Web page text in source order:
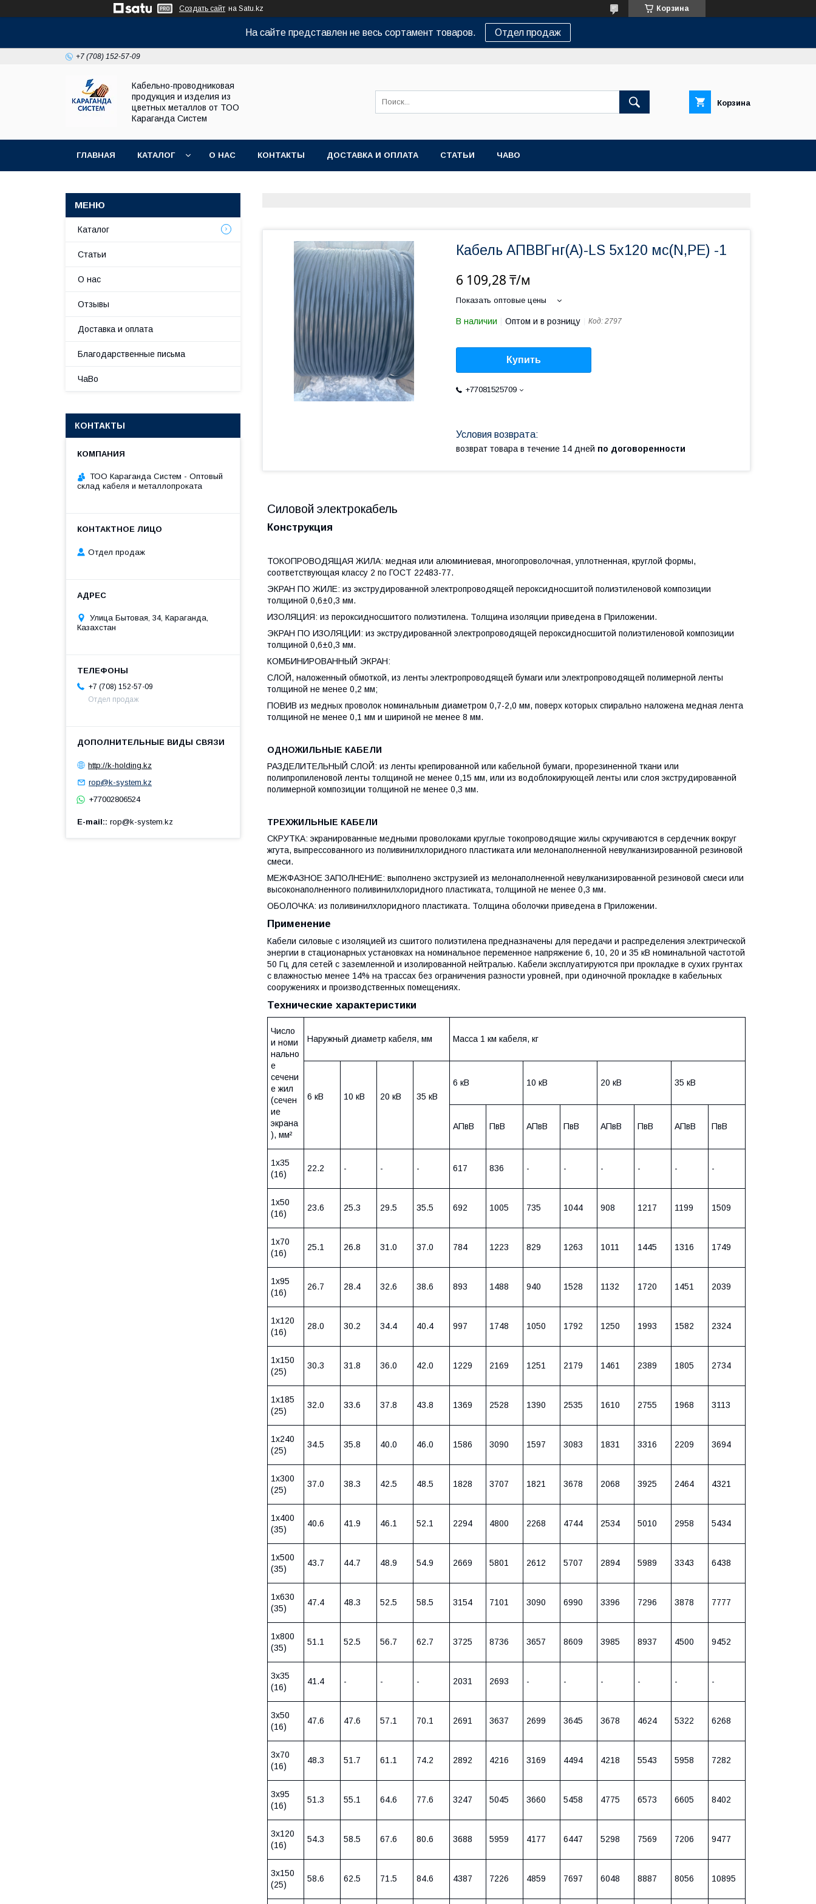
Создать сайт на Satu.kz Корзина
На сайте представлен не весь сортамент товаров. Отдел продаж
+7 (708) 152-57-09
Кабельно-проводниковая
продукция и изделия из
цветных металлов от ТОО
Караганда Систем
Корзина
ГЛАВНАЯ КАТАЛОГ О НАС КОНТАКТЫ ДОСТАВКА И ОПЛАТА СТАТЬИ ЧАВО
Кабель АПВВГнг(А)-LS 5х120 мс(N,PE) -1
6 109,28 ₸/м
Показать оптовые цены
В наличии Оптом и в розницу Код: 2797
Купить
+77081525709
возврат товара в течение 14 дней по договоренности
Силовой электрокабель
Конструкция
ТОКОПРОВОДЯЩАЯ ЖИЛА: медная или алюминиевая, многопроволочная, уплотненная, круглой формы,
соответствующая классу 2 по ГОСТ 22483-77.
ЭКРАН ПО ЖИЛЕ: из экструдированной электропроводящей пероксидносшитой полиэтиленовой композиции
толщиной 0,6±0,3 мм.
ИЗОЛЯЦИЯ: из пероксидносшитого полиэтилена. Толщина изоляции приведена в Приложении.
ЭКРАН ПО ИЗОЛЯЦИИ: из экструдированной электропроводящей пероксидносшитой полиэтиленовой композиции
толщиной 0,6±0,3 мм.
КОМБИНИРОВАННЫЙ ЭКРАН:
СЛОЙ, наложенный обмоткой, из ленты электропроводящей бумаги или электропроводящей полимерной ленты
толщиной не менее 0,2 мм;
ПОВИВ из медных проволок номинальным диаметром 0,7-2,0 мм, поверх которых спирально наложена медная лента
толщиной не менее 0,1 мм и шириной не менее 8 мм.
ОДНОЖИЛЬНЫЕ КАБЕЛИ
РАЗДЕЛИТЕЛЬНЫЙ СЛОЙ: из ленты крепированной или кабельной бумаги, прорезиненной ткани или
полипропиленовой ленты толщиной не менее 0,15 мм, или из водоблокирующей ленты или слоя экструдированной
полимерной композиции толщиной не менее 0,3 мм.
ТРЕХЖИЛЬНЫЕ КАБЕЛИ
СКРУТКА: экранированные медными проволоками круглые токопроводящие жилы скручиваются в сердечник вокруг
жгута, выпрессованного из поливинилхлоридного пластиката или мелонаполненной невулканизированной резиновой
смеси.
МЕЖФАЗНОЕ ЗАПОЛНЕНИЕ: выполнено экструзией из мелонаполненной невулканизированной резиновой смеси или
высоконаполненного поливинилхлоридного пластиката, толщиной не менее 0,3 мм.
ОБОЛОЧКА: из поливинилхлоридного пластиката. Толщина оболочки приведена в Приложении.
Применение
Кабели силовые с изоляцией из сшитого полиэтилена предназначены для передачи и распределения электрической
энергии в стационарных установках на номинальное переменное напряжение 6, 10, 20 и 35 кВ номинальной частотой
50 Гц для сетей с заземленной и изолированной нейтралью. Кабели эксплуатируются при прокладке в сухих грунтах
с влажностью менее 14% на трассах без ограничения разности уровней, при одиночной прокладке в кабельных
сооружениях и производственных помещениях.
Технические характеристики
Число
и номи
нально
е
сечени
е жил
(сечен
ие
экрана
), мм²
Наружный диаметр кабеля, мм Масса 1 км кабеля, кг
6 кВ 10 кВ 20 кВ 35 кВ
6 кВ 10 кВ 20 кВ 35 кВ
АПвВ ПвВ АПвВ ПвВ АПвВ ПвВ АПвВ ПвВ
1х35
(16)
22.2 - - - 617 836 - - - - - -
1х50
(16)
23.6 25.3 29.5 35.5 692 1005 735 1044 908 1217 1199 1509
1х70
(16)
25.1 26.8 31.0 37.0 784 1223 829 1263 1011 1445 1316 1749
1х95
(16)
26.7 28.4 32.6 38.6 893 1488 940 1528 1132 1720 1451 2039
1х120
(16)
28.0 30.2 34.4 40.4 997 1748 1050 1792 1250 1993 1582 2324
1х150
(25)
30.3 31.8 36.0 42.0 1229 2169 1251 2179 1461 2389 1805 2734
1х185
(25)
32.0 33.6 37.8 43.8 1369 2528 1390 2535 1610 2755 1968 3113
1х240
(25)
34.5 35.8 40.0 46.0 1586 3090 1597 3083 1831 3316 2209 3694
1х300
(25)
37.0 38.3 42.5 48.5 1828 3707 1821 3678 2068 3925 2464 4321
1х400
(35)
40.6 41.9 46.1 52.1 2294 4800 2268 4744 2534 5010 2958 5434
1х500
(35)
43.7 44.7 48.9 54.9 2669 5801 2612 5707 2894 5989 3343 6438
1х630
(35)
47.4 48.3 52.5 58.5 3154 7101 3090 6990 3396 7296 3878 7777
1х800
(35)
51.1 52.5 56.7 62.7 3725 8736 3657 8609 3985 8937 4500 9452
3х35
(16)
41.4 - - - 2031 2693 - - - - - -
3х50
(16)
47.6 47.6 57.1 70.1 2691 3637 2699 3645 3678 4624 5322 6268
3х70
(16)
48.3 51.7 61.1 74.2 2892 4216 3169 4494 4218 5543 5958 7282
3х95
(16)
51.3 55.1 64.6 77.6 3247 5045 3660 5458 4775 6573 6605 8402
3х120
(16)
54.3 58.5 67.6 80.6 3688 5959 4177 6447 5298 7569 7206 9477
3х150
(25)
58.6 62.5 71.5 84.6 4387 7226 4859 7697 6048 8887 8056 10895
Каталог
Статьи
О нас
Отзывы
Доставка и оплата
Благодарственные письма
ЧаВо
КОНТАКТЫ
ТОО Караганда Систем - Оптовый
склад кабеля и металлопроката
Отдел продаж
Улица Бытовая, 34, Караганда,
Казахстан
+7 (708) 152-57-09
Отдел продаж
http://k-holding.kz
rop@k-system.kz
+77002806524
E-mail: rop@k-system.kz